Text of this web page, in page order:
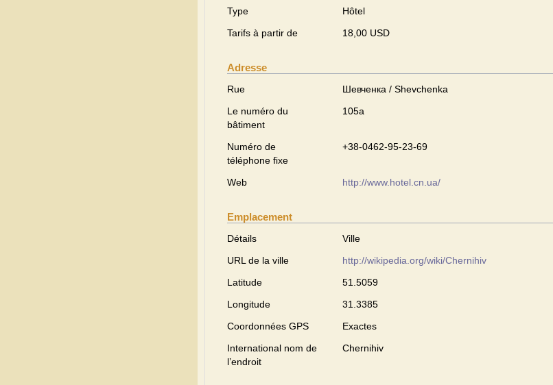
Type
Hôtel
Tarifs à partir de
18,00 USD
Adresse
Rue
Шевченка / Shevchenka
Le numéro du
bâtiment
105а
Numéro de
téléphone fixe
+38-0462-95-23-69
Web http://www.hotel.cn.ua/
Emplacement
Détails
Ville
URL de la ville
http://wikipedia.org/wiki/Chernihiv
Latitude
51.5059
Longitude
31.3385
Coordonnées GPS
Exactes
International nom de
l’endroit
Chernihiv